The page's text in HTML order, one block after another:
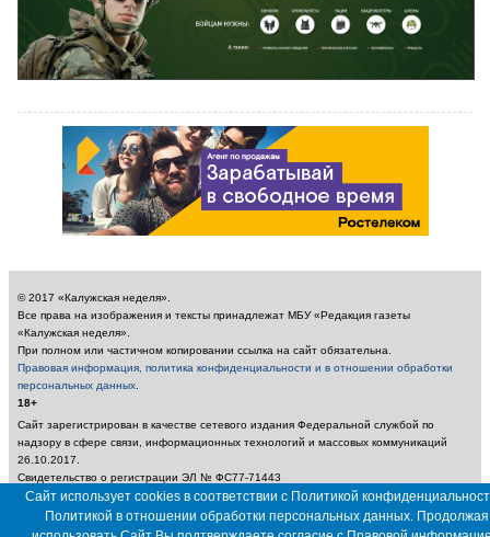
© 2017 «Калужская неделя».
Все права на изображения и тексты принадлежат МБУ «Редакция газеты
«Калужская неделя».
При полном или частичном копировании ссылка на сайт обязательна.
Правовая информация, политика конфиденциальности и в отношении обработки
персональных данных
18+
Сайт зарегистрирован в качестве сетевого издания Федеральной службой по
надзору в сфере связи, информационных технологий и массовых коммуникаций
26.10.2017.
Свидетельство о регистрации ЭЛ № ФС77-71443
Учредитель: Муниципальное бюджетное учреждение «Редакция газеты «Калужская
неделя»
Главный редактор: Амбарцумян А. Ю. / Электронный адрес редакции:
Сайт использует cookies в соответствии с Политикой
Политикой в отношении обработки персональных данных. Продолжая